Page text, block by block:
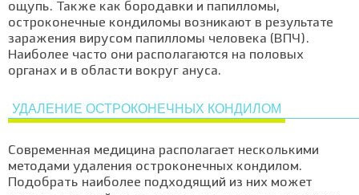
ощупь. Также как бородавки и папилломы,
остроконечные кондиломы возникают в результате
заражения вирусом папилломы человека (ВПЧ).
Наиболее часто они располагаются на половых
органах и в области вокруг ануса.
УДАЛЕНИЕ ОСТРОКОНЕЧНЫХ КОНДИЛОМ
Современная медицина располагает несколькими
методами удаления остроконечных кондилом.
Подобрать наиболее подходящий из них может